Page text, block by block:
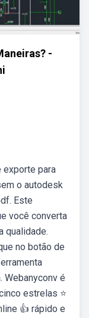
-
exporte para
o autodesk
Este
você converta
qualidade.
no botão de
Webanyconv é
estrelas ⭐
👍 rápido e